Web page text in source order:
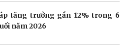
Đời sống
Nhà đẹp
Blog
tăng trưởng gần 12% trong 6
năm 2026